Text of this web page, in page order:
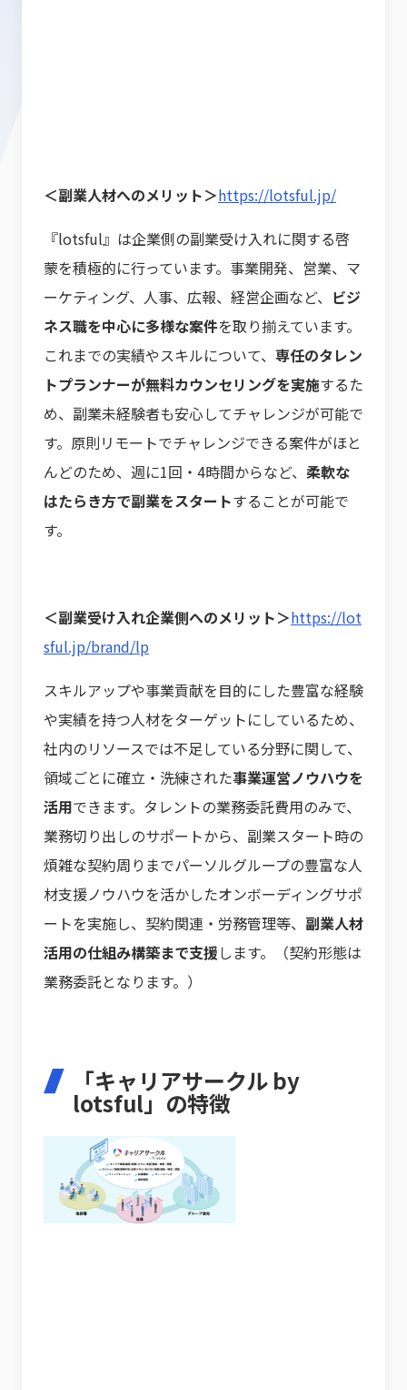
＜副業人材へのメリット＞https://lotsful.jp/
『lotsful』は企業側の副業受け入れに関する啓
蒙を積極的に行っています。事業開発、営業、マ
ーケティング、人事、広報、経営企画など、 ビジ
ネス職を中心に多様な案件を取り揃えています。
これまでの実績やスキルについて、 専任のタレン
トプランナーが無料カウンセリングを実施するた
め、副業未経験者も安心してチャレンジが可能で
す。原則リモートでチャレンジできる案件がほと
んどのため、週に1回・4時間からなど、 柔軟な
はたらき方で副業をスタートすることが可能で
す。
＜副業受け入れ企業側へのメリット＞https://lot
sful.jp/brand/lp
スキルアップや事業貢献を目的にした豊富な経験
や実績を持つ人材をターゲットにしているため、
社内のリソースでは不足している分野に関して、
領域ごとに確立・洗練された事業運営ノウハウを
活用できます。タレントの業務委託費用のみで、
業務切り出しのサポートから、副業スタート時の
煩雑な契約周りまでパーソルグループの豊富な人
材支援ノウハウを活かしたオンボーディングサポ
ートを実施し、契約関連・労務管理等、 副業人材
活用の仕組み構築まで支援します。（契約形態は
業務委託となります。）
「キャリアサークル by
lotsful」の特徴